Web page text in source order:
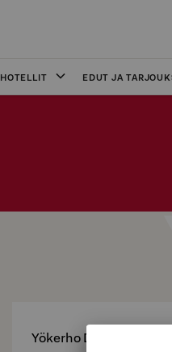
HOTELLIT EDUT JA
Yökerho Doris on